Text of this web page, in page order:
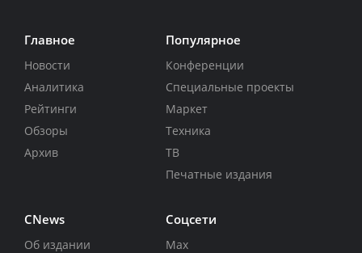
Главное
Новости
Аналитика
Рейтинги
Обзоры
Архив
Популярное
Конференции
Специальные проекты
Маркет
Техника
ТВ
Печатные издания
CNews
Об издании
Соцсети
Max